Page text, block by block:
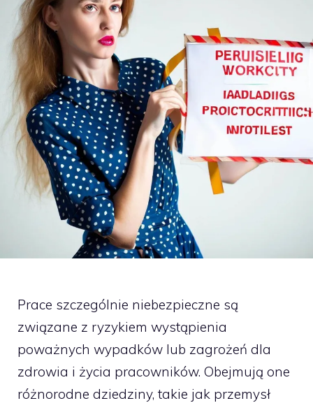
Prace szczególnie niebezpieczne są
związane z ryzykiem wystąpienia
poważnych wypadków lub zagrożeń dla
zdrowia i życia pracowników. Obejmują one
różnorodne dziedziny, takie jak przemysł